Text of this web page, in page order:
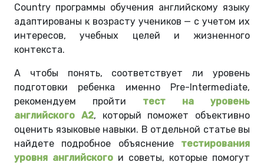
Country программы обучения английскому языку
адаптированы к возрасту учеников — с учетом их
интересов, учебных целей и жизненного
контекста.
А чтобы понять, соответствует ли уровень
подготовки ребенка именно Pre-Intermediate,
рекомендуем пройти тест на уровень
английского A2, который поможет объективно
оценить языковые навыки. В отдельной статье вы
найдете подробное объяснение тестирования
уровня английского и советы, которые помогут